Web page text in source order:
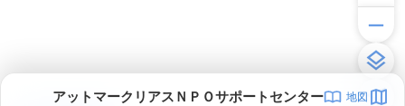
アットマークリアスＮＰＯサポートセンター 地図